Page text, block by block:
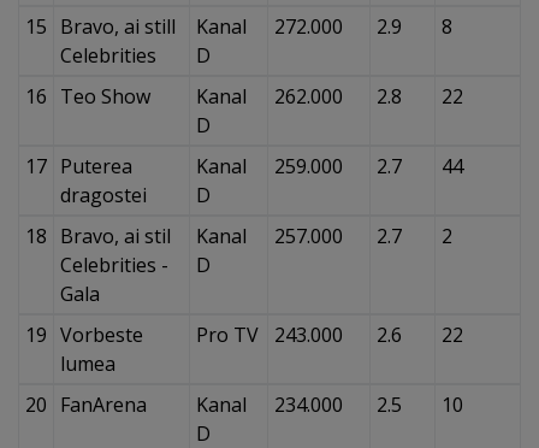
15 Bravo, ai still
Celebrities
Kanal
D
272.000 2.9 8
16 Teo Show
Kanal
D
262.000 2.8 22
17 Puterea
dragostei
Kanal
D
259.000 2.7 44
18 Bravo, ai stil
Celebrities -
Gala
Kanal
D
257.000 2.7 2
19 Vorbeste
lumea
Pro TV 243.000 2.6 22
20 FanArena
Kanal
D
234.000 2.5 10